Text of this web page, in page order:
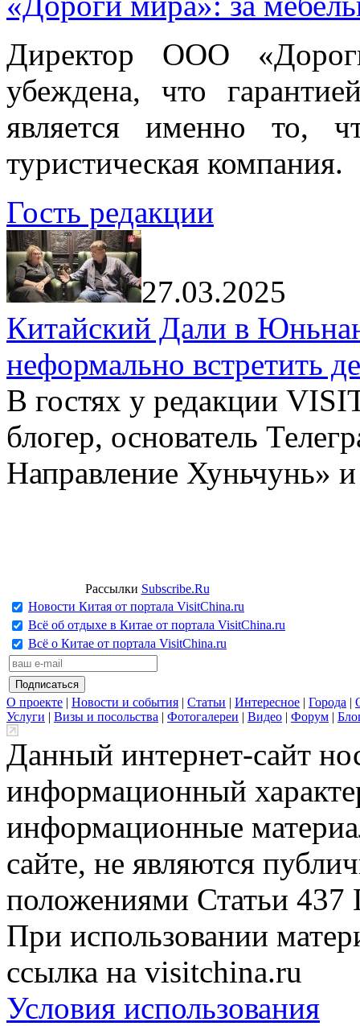
Директор ООО
убеждена, что
является именно то,
туристическая компания.
Гость редакции
27.03.2025
Китайский Дали в
неформально встретить
В гостях у редакции
блогер, основатель
Направление Хуньчунь»
Рассылки Subscribe.Ru
Новости Китая от портала VisitChina.ru
Всё об отдыхе в Китае от портала VisitChina.ru
Всё о Китае от портала VisitChina.ru
О проекте | Новости и события | Статьи | Интересное | Города |
Услуги | Визы и посольства | Фотогалереи | Видео | Форум |
Данный интернет-сайт
информационный
информационные
сайте, не являются
положениями Статьи 437
При использовании
ссылка на visitchina.ru
Условия использования